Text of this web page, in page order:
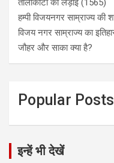
तालीकोटा की लड़ाई (1565)
हम्पी विजयनगर साम्राज्य की
विजय नगर साम्राज्य का
जौहर और साका क्या है?
Popular Posts
इन्हें भी देखें